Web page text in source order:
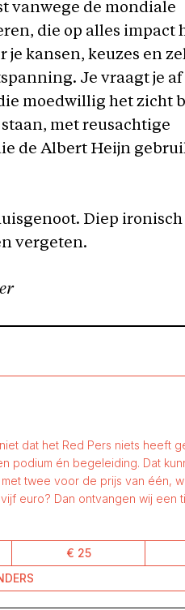
vanwege de mondiale
die op alles impact
kansen, keuzes en
Je vraagt je
moedwillig het zicht
met reusachtige
de Albert Heijn
Diep
vergeten.
dat het Red Pers niets heeft
podium én begeleiding. Dat
twee voor de prijs van één,
euro? Dan ontvangen wij een
€ 25